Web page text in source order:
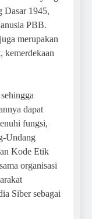
Dasar 1945,
PBB.
merupakan
kemerdekaan
dapat
fungsi,
Undang
Kode Etik
organisasi
Siber sebagai